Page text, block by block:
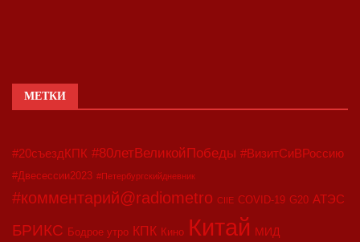
МЕТКИ
#20съездКПК #80летВеликойПобеды #ВизитСиВРоссию
#Двесессии2023 #Петербургскийдневник
#комментарий@radiometro CIIE COVID-19 G20 АТЭС
БРИКС Бодрое утро КПК Кино Китай МИД